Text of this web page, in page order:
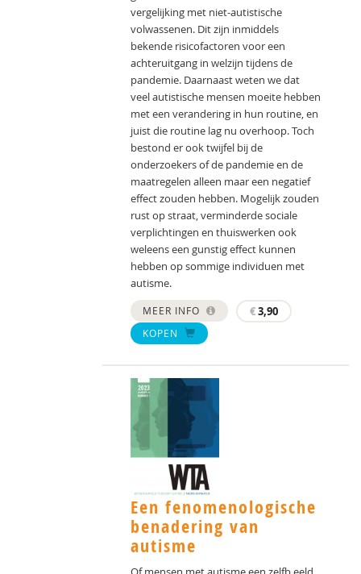
vergelijking met niet-autistische
volwassenen. Dit zijn inmiddels
bekende risicofactoren voor een
achteruitgang in welzijn tijdens de
pandemie. Daarnaast weten we dat
veel autistische mensen moeite hebben
met een verandering in hun routine, en
juist die routine lag nu overhoop. Toch
bestond er ook twijfel bij de
onderzoekers of de pandemie en de
maatregelen alleen maar een negatief
effect zouden hebben. Mogelijk zouden
rust op straat, verminderde sociale
verplichtingen en thuiswerken ook
weleens een gunstig effect kunnen
hebben op sommige individuen met
autisme.
MEER INFO €3,90
KOPEN
Een fenomenologische
benadering van
autisme